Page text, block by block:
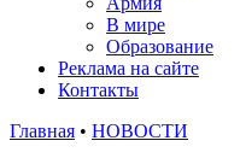
В мире
Образование
Реклама на сайте
Контакты
Главная • НОВОСТИ